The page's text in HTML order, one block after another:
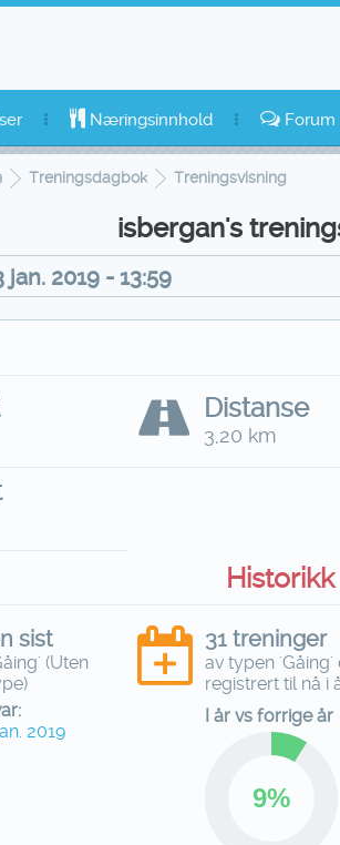
Næringsinnhold Forum
Treningsdagbok Treningsvisning
isbergan's
2019 - 13:59
Distanse
3,20 km
Historikk
sist
(Uten
2019
31 treninger
av typen 'Gåing'
registrert til nå i
I år vs forrige år